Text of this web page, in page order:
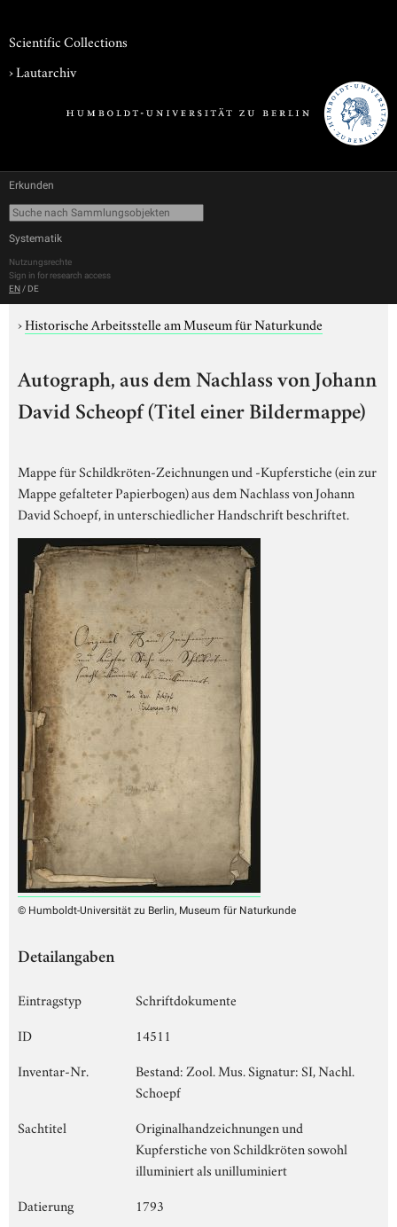
Scientific Collections
›Lautarchiv
Erkunden
Systematik
Nutzungsrechte
Sign in for research access
EN / DE
›Historische Arbeitsstelle am Museum für Naturkunde
Autograph, aus dem Nachlass von Johann
David Scheopf (Titel einer Bildermappe)
Mappe für Schildkröten-Zeichnungen und -Kupferstiche (ein zur
Mappe gefalteter Papierbogen) aus dem Nachlass von Johann
David Schoepf, in unterschiedlicher Handschrift beschriftet.
© Humboldt-Universität zu Berlin, Museum für Naturkunde
Detailangaben
Eintragstyp
Schriftdokumente
ID
14511
Inventar-Nr.
Bestand: Zool. Mus. Signatur: SI, Nachl.
Schoepf
Sachtitel
Originalhandzeichnungen und
Kupferstiche von Schildkröten sowohl
illuminiert als unilluminiert
Datierung
1793